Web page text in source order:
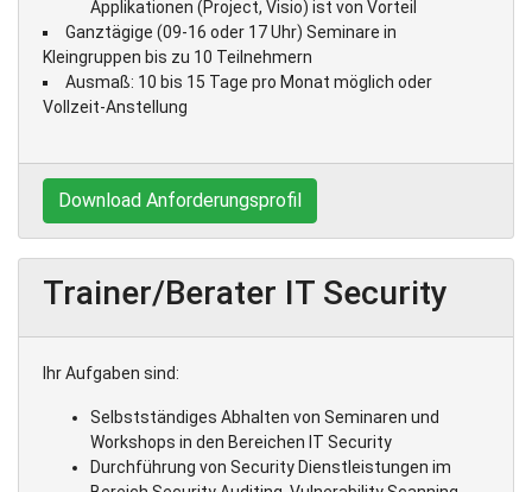
Applikationen (Project, Visio) ist von Vorteil
Ganztägige (09-16 oder 17 Uhr) Seminare in
Kleingruppen bis zu 10 Teilnehmern
Ausmaß: 10 bis 15 Tage pro Monat möglich oder
Vollzeit-Anstellung
Download Anforderungsprofil
Trainer/Berater IT Security
Ihr Aufgaben sind:
Selbstständiges Abhalten von Seminaren und
Workshops in den Bereichen IT Security
Durchführung von Security Dienstleistungen im